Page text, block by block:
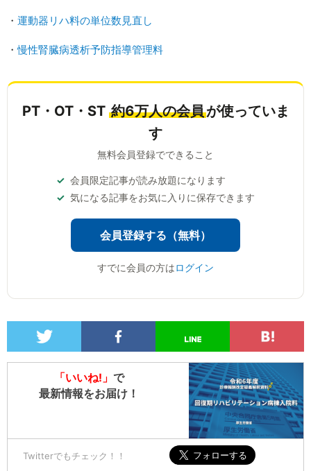
・ 運動器リハ料の単位数見直し
・慢性腎臓病透析予防指導管理料
PT・OT・ST 約6万人の会員が使っていま
す
無料会員登録でできること
会員限定記事が読み放題になります
気になる記事をお気に入りに保存できます
会員登録する（無料）
すでに会員の方はログイン
「いいね!」 で
最新情報をお届け！
Twitterでもチェック！！